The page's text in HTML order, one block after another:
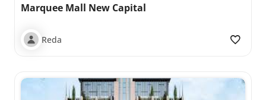
Marquee Mall New Capital
Reda